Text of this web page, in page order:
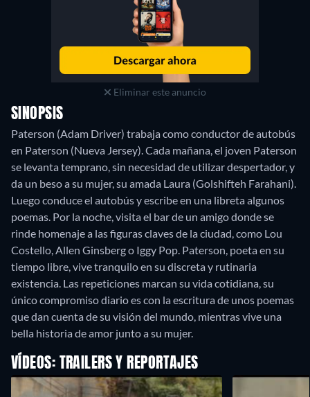
Eliminar este anuncio
SINOPSIS
Paterson (Adam Driver) trabaja como conductor de autobús
en Paterson (Nueva Jersey). Cada mañana, el joven Paterson
se levanta temprano, sin necesidad de utilizar despertador, y
da un beso a su mujer, su amada Laura (Golshifteh Farahani).
Luego conduce el autobús y escribe en una libreta algunos
poemas. Por la noche, visita el bar de un amigo donde se
rinde homenaje a las figuras claves de la ciudad, como Lou
Costello, Allen Ginsberg o Iggy Pop. Paterson, poeta en su
tiempo libre, vive tranquilo en su discreta y rutinaria
existencia. Las repeticiones marcan su vida cotidiana, su
único compromiso diario es con la escritura de unos poemas
que dan cuenta de su visión del mundo, mientras vive una
bella historia de amor junto a su mujer.
VÍDEOS: TRAILERS Y REPORTAJES